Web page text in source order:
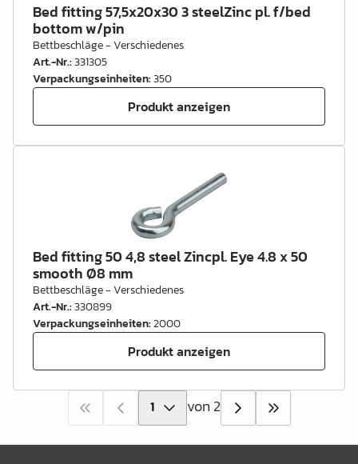
Bed fitting 57,5x20x30 3 steelZinc pl. f/bed
bottom w/pin
Bettbeschläge - Verschiedenes
Art.-Nr.:331305
Verpackungseinheiten:350
Produkt anzeigen
Bed fitting 50 4,8 steel Zincpl. Eye 4.8 x 50
smooth Ø8 mm
Bettbeschläge - Verschiedenes
Art.-Nr.:330899
Verpackungseinheiten:2000
Produkt anzeigen
von 2